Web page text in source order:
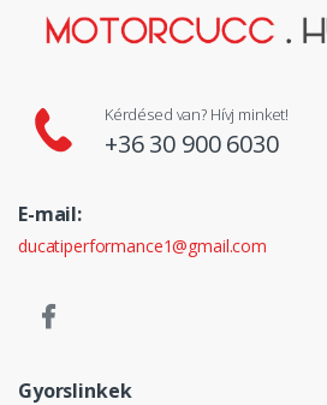
Kérdésed van? Hívj minket!
+36 30 900 6030
E-mail:
ducatiperformance1@gmail.com
Gyorslinkek